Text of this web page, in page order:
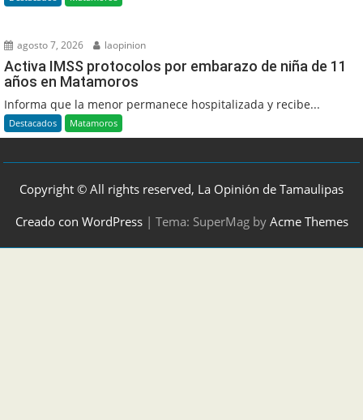
agosto 7, 2026 laopinion
Activa IMSS protocolos por embarazo de niña de 11
años en Matamoros
Informa que la menor permanece hospitalizada y recibe...
Destacados Matamoros
Copyright © All rights reserved, La Opinión de Tamaulipas
Creado con WordPress | Tema: SuperMag by Acme Themes